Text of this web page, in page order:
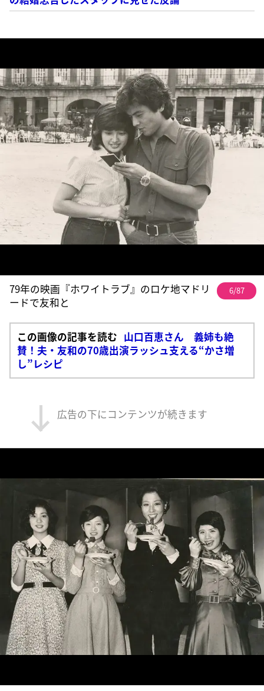
79年の映画『ホワイトラブ』のロケ地マドリ
ードで友和と
6/87
この画像の記事を読む 山口百恵さん 義姉も絶
賛！夫・友和の70歳出演ラッシュ支える“かさ増
し”レシピ
広告の下にコンテンツが続きます